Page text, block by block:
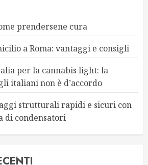
prendersene cura
a Roma: vantaggi e consigli
per la cannabis light: la
italiani non è d’accordo
strutturali rapidi e sicuri con
di condensatori